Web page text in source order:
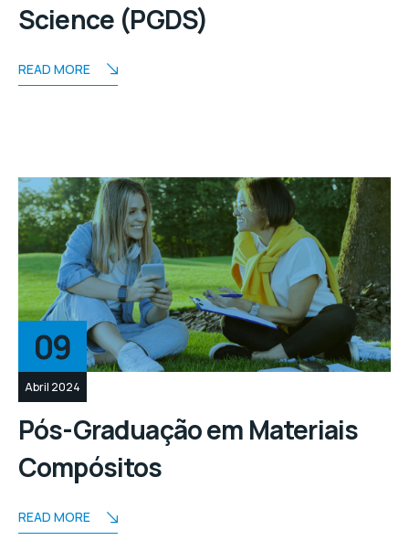
Science (PGDS)
READ MORE
09
Abril 2024
Pós-Graduação em Materiais
Compósitos
READ MORE